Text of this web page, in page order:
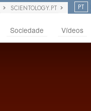
SCIENTOLOGY.PT PT
Sociedade Vídeos